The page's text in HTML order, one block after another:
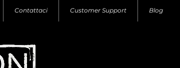
Contattaci Customer Support Blog